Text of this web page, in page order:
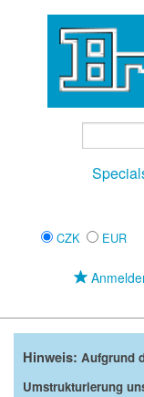
CZK EUR
Hinweis: Aufgrund
Umstrukturierung